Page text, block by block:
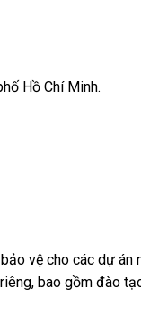
Hồ Chí Minh.
vệ cho các dự án
bao gồm đào